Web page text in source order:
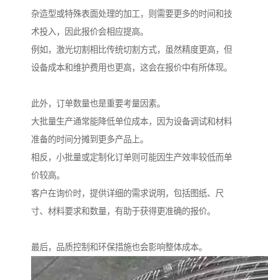
杂造型或特殊表面处理的加工，则需要更多的时间和技
术投入，因此报价会相应提高。
例如，激光切割相比传统切割方式，虽然精度更高，但
设备成本和维护费用也更高，这会在报价中有所体现。
此外，订单数量也是重要考量因素。
大批量生产通常能降低单位成本，因为设备调试和材料
准备的时间分摊到更多产品上。
相反，小批量或定制化订单则可能因生产效率较低而单
价较高。
客户在询价时，提供详细的需求说明，包括图纸、尺
寸、材料要求和数量，有助于获得更准确的报价。
最后，品质控制和环保措施也会影响整体成本。